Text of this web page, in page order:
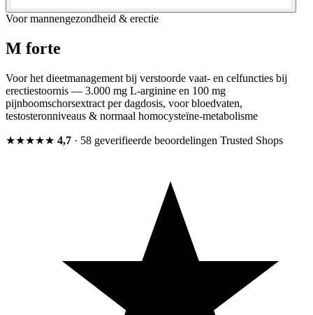
Voor mannengezondheid & erectie
M forte
Voor het dieetmanagement bij verstoorde vaat- en celfuncties bij
erectiestoornis — 3.000 mg L-arginine en 100 mg
pijnboomschorsextract per dagdosis, voor bloedvaten,
testosteronniveaus & normaal homocysteïne-metabolisme
★★★★★ 4,7 · 58 geverifieerde beoordelingen Trusted Shops